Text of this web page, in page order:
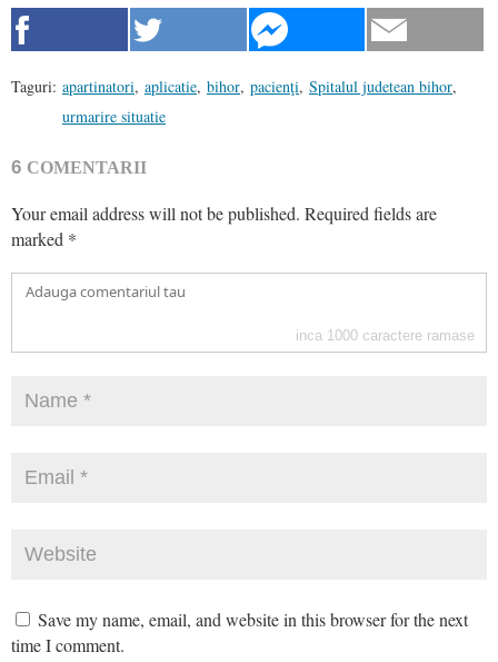
Taguri: apartinatori, aplicatie, bihor, pacienţi, Spitalul judetean bihor,
urmarire situatie
6 COMENTARII
Your email address will not be published. Required fields are
marked *
inca 1000 caractere ramase
Save my name, email, and website in this browser for the next
time I comment.